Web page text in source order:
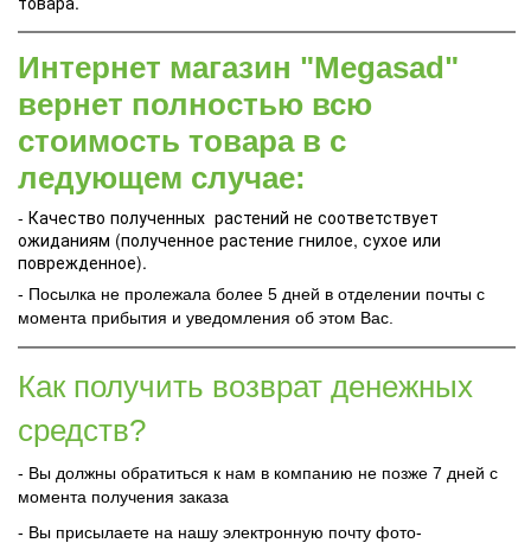
Интернет магазин "Megasad"
вернет полностью всю
стоимость товара в с
ледующем случае:
- Качество полученных растений не соответствует
ожиданиям (полученное растение гнилое, сухое или
поврежденное).
- Посылка не пролежала более 5 дней в отделении почты с
момента прибытия и уведомления об этом Вас.
Как получить возврат денежных
средств?
- Вы должны обратиться к нам в компанию не позже 7 дней с
момента получения заказа
- Вы присылаете на нашу электронную почту фото-